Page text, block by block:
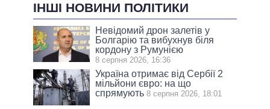
ІНШІ НОВИНИ ПОЛІТИКИ
Невідомий дрон залетів у
Болгарію та вибухнув біля
кордону з Румунією
8 серпня 2026, 16:36
Україна отримає від Сербії 2
мільйони євро: на що
спрямують 8 серпня 2026, 18:01